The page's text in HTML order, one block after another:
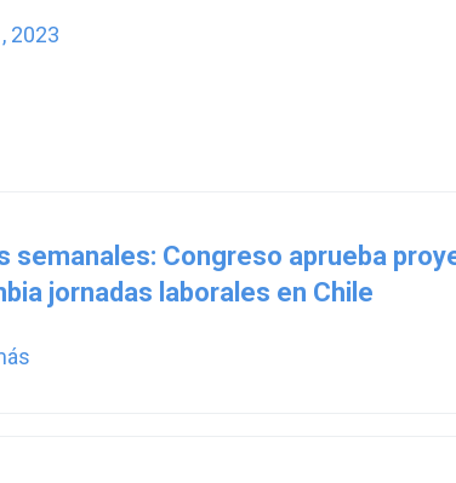
2023
semanales: Congreso aprueba
jornadas laborales en Chile